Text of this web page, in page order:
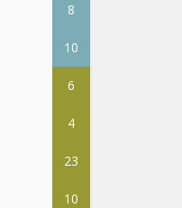
8
10
6
4
23
10